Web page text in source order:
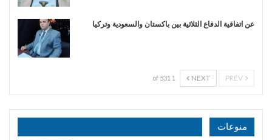
عن اتفاقية الدفاع الثلاثية بين باكستان والسعودية وتركيا
NEXT
1 of 531
منوعات